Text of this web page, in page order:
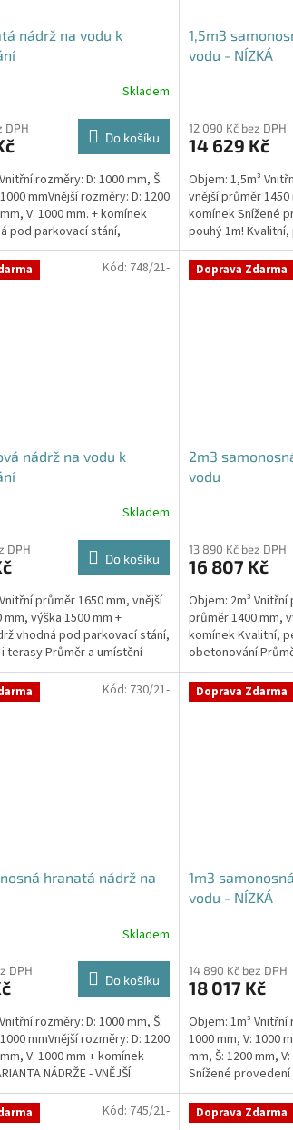
nádrž na vodu k
Skladem
DPH
Do košíku
rozměry: D: 1000 mm, Š:
mmVnější rozměry: D: 1200
V: 1000 mm. + komínek
pod parkovací stání,
terasy...
1,5m3
vodu - NÍZKÁ
produktu
je
z
5
hvězdiček.
12 090 Kč bez DPH
14 629 Kč
Objem: 1,5m³
vnější průměr
komínek Snížené
pouhý 1m!
potřeby
nádrž na vodu k
Skladem
DPH
Do košíku
průměr 1650 mm, vnější
výška 1500 mm +
vhodná pod parkovací stání,
terasy Průměr a umístění
ů...
Kód: 748/21- Doprava Zdarma
2m3
vodu
13 890 Kč bez DPH
16 807 Kč
Objem: 2m³
průměr 1400 mm,
komínek Kvalitní,
odtoku/ů apod....
hranatá nádrž na
Skladem
DPH
Do košíku
rozměry: D: 1000 mm, Š:
mmVnější rozměry: D: 1200
V: 1000 mm + komínek
NÁDRŽE - VNĚJŠÍ
PŘÁNÍ...
Kód: 730/21- Doprava Zdarma
1m3
vodu - NÍZKÁ
produktu
je
z
5
hvězdiček.
14 890 Kč bez DPH
18 017 Kč
Objem: 1m³ Vnitřní
1000 mm, V: 1000
mm, Š: 1200 mm,
Snížené
Kvalitní,...
Kód: 745/21- Doprava Zdarma